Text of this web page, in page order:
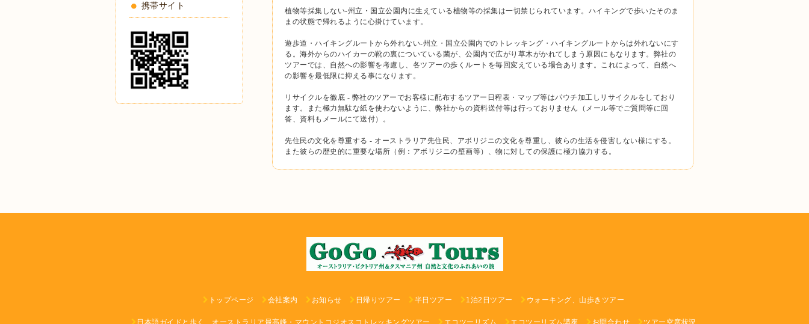
植物等採集しない-州立・国立公園内に生えている植物等の採集は一切禁じられています。ハイキングで歩いたそのま
まの状態で帰れるように心掛けています。
遊歩道・ハイキングルートから外れない-州立・国立公園内でのトレッキング・ハイキングルートからは外れないにす
る。海外からのハイカーの靴の裏についている菌が、公園内で広がり草木がかれてしまう原因にもなります。弊社の
ツアーでは、自然への影響を考慮し、各ツアーの歩くルートを毎回変えている場合あります。これによって、自然へ
の影響を最低限に抑える事になります。
リサイクルを徹底 - 弊社のツアーでお客様に配布するツアー日程表・マップ等はパウチ加工しリサイクルをしており
ます。また極力無駄な紙を使わないように、弊社からの資料送付等は行っておりません（メール等でご質問等に回
答、資料もメールにて送付）。
先住民の文化を尊重する - オーストラリア先住民、アボリジニの文化を尊重し、彼らの生活を侵害しない様にする。
また彼らの歴史的に重要な場所（例：アボリジニの壁画等）、物に対しての保護に極力協力する。
携帯サイト
トップページ 会社案内 お知らせ 日帰りツアー 半日ツアー 1泊2日ツアー ウォーキング、山歩きツアー
日本語ガイドと歩く、オーストラリア最高峰・マウントコジオスコトレッキングツアー エコツーリズム エコツーリズム講座 お問合わせ ツアー空席状況